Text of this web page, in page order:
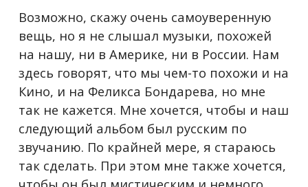
Возможно, скажу очень самоуверенную
вещь, но я не слышал музыки, похожей
на нашу, ни в Америке, ни в России. Нам
здесь говорят, что мы чем-то похожи и на
Кино, и на Феликса Бондарева, но мне
так не кажется. Мне хочется, чтобы и наш
следующий альбом был русским по
звучанию. По крайней мере, я стараюсь
так сделать. При этом мне также хочется,